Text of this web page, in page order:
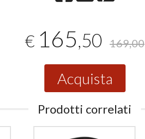
€ 165,50 169,00
Acquista
Prodotti correlati